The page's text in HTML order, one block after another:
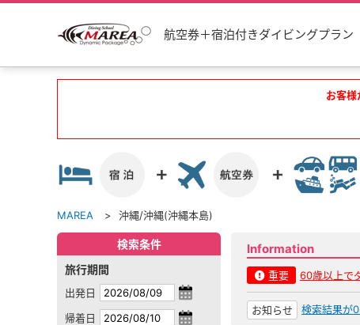
航空券＋宿泊付きダイビングプラン
お客様
MAREA 沖縄/沖縄(沖縄本島)
検索条件
旅行期間
出発日
帰着日
Information
重要 60歳以上で
お知らせ 検索結果が